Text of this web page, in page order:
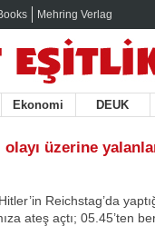
Mehring Verlag
Ekonomi DEUK
üzerine
Reichstag’da
ateş açtı; 05.45’ten